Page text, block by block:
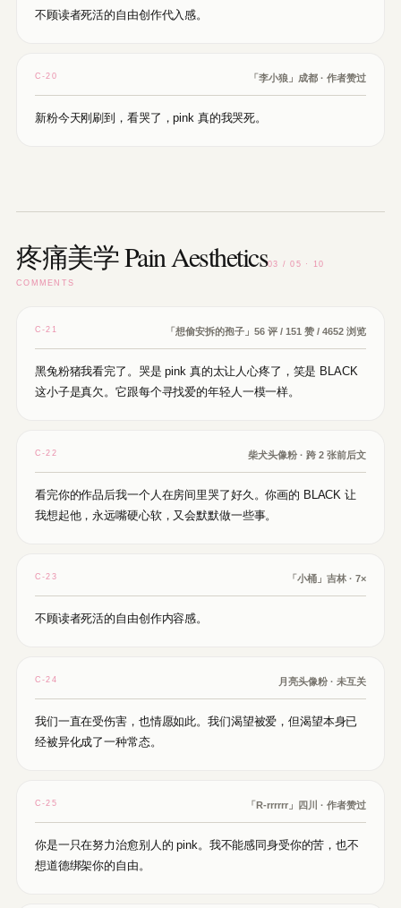
不顾读者死活的自由创作代入感。
C-20 「李小狼」成都 · 作者赞过
新粉今天刚刷到，看哭了，pink 真的我哭死。
疼痛美学 Pain Aesthetics03 / 05 · 10
COMMENTS
C-21 「想偷安拆的孢子」56 评 / 151 赞 / 4652 浏览
黑兔粉猪我看完了。哭是 pink 真的太让人心疼了，笑是 BLACK
这小子是真欠。它跟每个寻找爱的年轻人一模一样。
C-22 柴犬头像粉 · 跨 2 张前后文
看完你的作品后我一个人在房间里哭了好久。你画的 BLACK 让
我想起他，永远嘴硬心软，又会默默做一些事。
C-23 「小桶」吉林 · 7×
不顾读者死活的自由创作内容感。
C-24 月亮头像粉 · 未互关
我们一直在受伤害，也情愿如此。我们渴望被爱，但渴望本身已
经被异化成了一种常态。
C-25 「R-rrrrrr」四川 · 作者赞过
你是一只在努力治愈别人的 pink。我不能感同身受你的苦，也不
想道德绑架你的自由。